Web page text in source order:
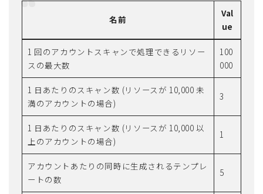
名前
Val
ue
1 回のアカウントスキャンで処理できるリソー
スの最大数
100
000
1 日あたりのスキャン数 (リソースが 10,000 未
満のアカウントの場合)
3
1 日あたりのスキャン数 (リソースが 10,000 以
上のアカウントの場合)
1
アカウントあたりの同時に生成されるテンプレ
ートの数
5